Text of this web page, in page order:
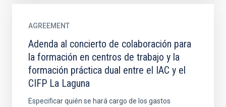
AGREEMENT
Adenda al concierto de colaboración para
la formación en centros de trabajo y la
formación práctica dual entre el IAC y el
CIFP La Laguna
Especificar quién se hará cargo de los gastos